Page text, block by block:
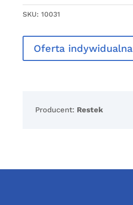
SKU: 10031
Oferta indywidualna
Producent: Restek